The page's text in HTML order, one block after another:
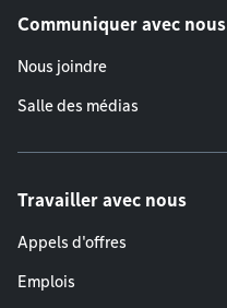
Communiquer avec nous
Nous joindre
Salle des médias
Travailler avec nous
Appels d'offres
Emplois